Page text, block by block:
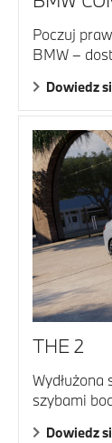
Poczuj
BMW –
Dowiedz
THE 2
szybami
Dowiedz